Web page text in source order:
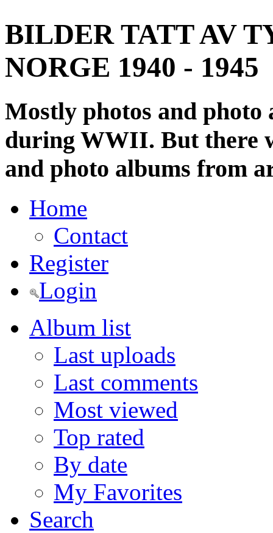
BILDER TATT AV
NORGE 1940 - 1945
Mostly photos and
during WWII. But there
and photo albums from
Home
Contact
Register
Login
Album list
Last uploads
Last comments
Most viewed
Top rated
By date
My Favorites
Search